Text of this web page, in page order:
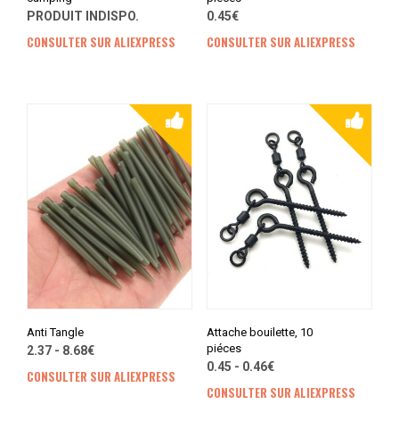
PRODUIT INDISPO.
CONSULTER SUR ALIEXPRESS
0.45€
CONSULTER SUR ALIEXPRESS
Anti Tangle
2.37 - 8.68€
CONSULTER SUR ALIEXPRESS
Attache bouilette, 10
piéces
0.45 - 0.46€
CONSULTER SUR ALIEXPRESS